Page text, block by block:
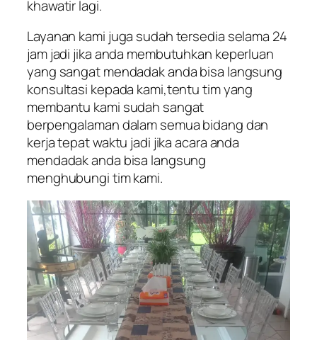
khawatir lagi.
Layanan kami juga sudah tersedia selama 24
jam jadi jika anda membutuhkan keperluan
yang sangat mendadak anda bisa langsung
konsultasi kepada kami,tentu tim yang
membantu kami sudah sangat
berpengalaman dalam semua bidang dan
kerja tepat waktu jadi jika acara anda
mendadak anda bisa langsung
menghubungi tim kami.